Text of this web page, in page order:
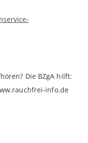
Die BZgA hilft:
info.de